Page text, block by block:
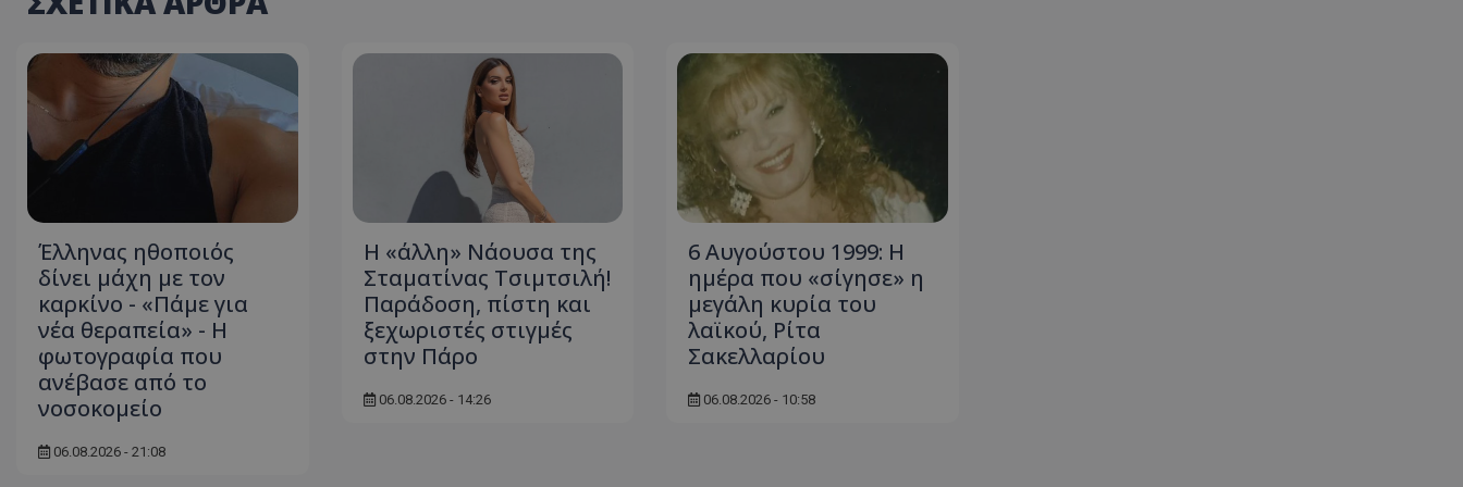
Έλληνας ηθοποιός
δίνει μάχη με τον
καρκίνο - «Πάμε για
νέα θεραπεία» - Η
φωτογραφία που
ανέβασε από το
νοσοκομείο
06.08.2026 - 21:08
Η «άλλη» Νάουσα της
Σταματίνας Τσιμτσιλή!
Παράδοση, πίστη και
ξεχωριστές στιγμές
στην Πάρο
06.08.2026 - 14:26
6 Αυγούστου 1999: Η
ημέρα που «σίγησε» η
μεγάλη κυρία του
λαϊκού, Ρίτα
Σακελλαρίου
06.08.2026 - 10:58
πληροφορίες σχετικά με τον τρόπο
με τον οποίο ο τελικός χρήστης
VISITOR_PRIVACY_METADATA
5 μήνες 4
εβδομάδες
Αυτό το cookie χρησιμοποιείται
για να αποθηκεύσει τη
συγκατάθεση του χρήστη και τις
επιλογές απορρήτου για την
ιστοσελίδα. Καταγράφει δεδομένα
σχετικά με τη συγκατάθεση του
επισκέπτη σχετικά με διάφορες
πολιτικές και ρυθμίσεις
__cf_bm
29 λεπτά 58